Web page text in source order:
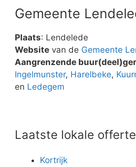
Gemeente
Plaats: Lendelede
Website van de Gemeente
Aangrenzende
Ingelmunster, Harelbeke,
en Ledegem
Laatste lokale
Kortrijk